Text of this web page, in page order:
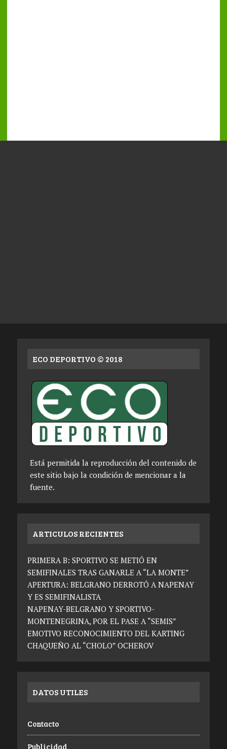
ECO DEPORTIVO © 2018
Está permitida la reproducción del contenido de
este sitio bajo la condición de mencionar a la
fuente.
ARTICULOS RECIENTES
PRIMERA B: SPORTIVO SE METIÓ EN
SEMIFINALES TRAS GANARLE A “LA MONTE”
APERTURA: BELGRANO DERROTÓ A NAPENAY
Y ES SEMIFINALISTA
NAPENAY-BELGRANO Y SPORTIVO-
MONTENEGRINA, POR EL PASE A “SEMIS”
EMOTIVO RECONOCIMIENTO DEL KARTING
CHAQUEÑO AL “CHOLO” OCHEROV
DATOS UTILES
Contacto
Publicidad